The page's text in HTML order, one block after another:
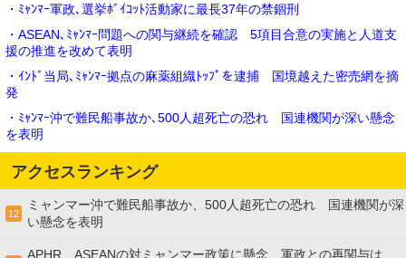
・ﾐｬﾝﾏｰ軍政､選挙ﾎﾞｲｺｯﾄ活動家に最長37年の禁錮刑
・ASEAN､ﾐｬﾝﾏｰ問題への関与継続を確認 5項目合意の実施と人道支
援の推進を改めて表明
・ｲﾝﾄﾞ当局､ﾐｬﾝﾏｰ拠点の麻薬組織ﾄｯﾌﾟを逮捕 国境越えた密売網を摘
発
・ﾐｬﾝﾏｰ沖で難民船事故か､500人超死亡の恐れ 国連機関が深い懸念
を表明
アクセスランキング
12
ミャンマー沖で難民船事故か、500人超死亡の恐れ 国連機関が深
い懸念を表明
APHR、ASEANの対ミャンマー政策に懸念 軍政との再関与は